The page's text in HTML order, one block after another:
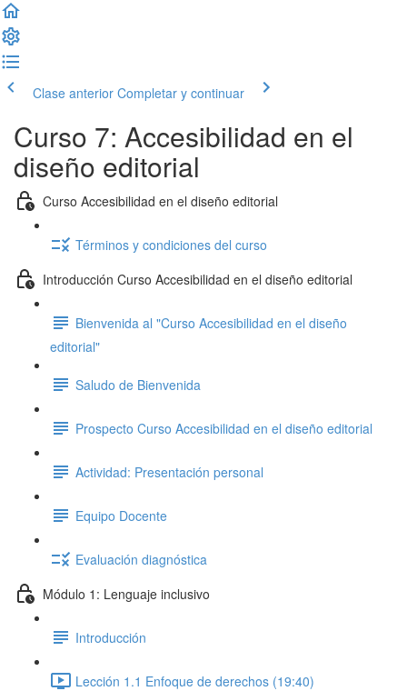
Clase anterior Completar y continuar
Curso 7: Accesibilidad en el
diseño editorial
Curso Accesibilidad en el diseño editorial
Términos y condiciones del curso
Introducción Curso Accesibilidad en el diseño editorial
Bienvenida al "Curso Accesibilidad en el diseño
editorial"
Saludo de Bienvenida
Prospecto Curso Accesibilidad en el diseño editorial
Actividad: Presentación personal
Equipo Docente
Evaluación diagnóstica
Módulo 1: Lenguaje inclusivo
Introducción
Lección 1.1 Enfoque de derechos (19:40)